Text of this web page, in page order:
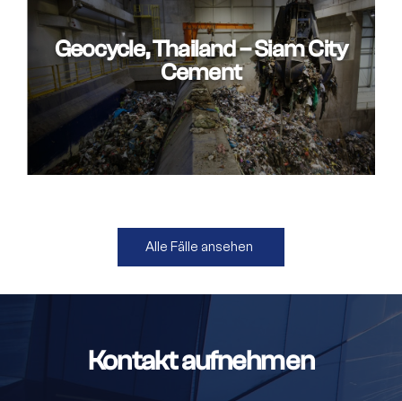
Geocycle, Thailand – Siam City
Cement
Alle Fälle ansehen
Kontakt aufnehmen